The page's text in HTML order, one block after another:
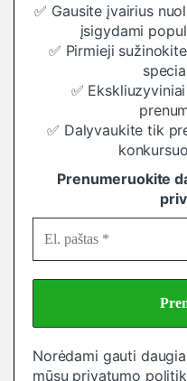
✅ Gausite įvairius
įsigydami
✅ Pirmieji
✅
✅ Dalyvaukite tik
Prenumeruokite
Norėdami gauti
mūsų privatumo